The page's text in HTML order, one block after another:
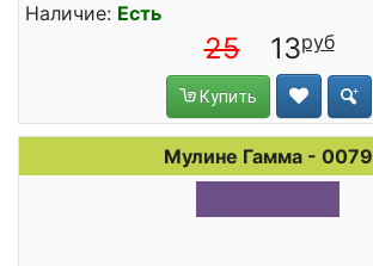
Наличие: Есть
25 13
Купить
Мулине Гамма - 0079